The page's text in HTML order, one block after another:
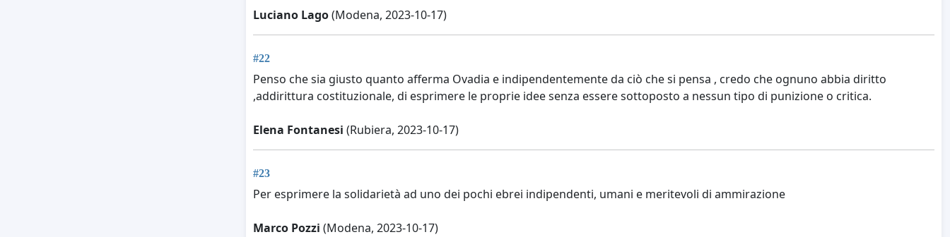
Luciano Lago(Modena, 2023-10-17)
#22
Penso che sia giusto quanto afferma Ovadia e indipendentemente da ciò che si pensa , credo che ognuno abbia diritto
,addirittura costituzionale, di esprimere le proprie idee senza essere sottoposto a nessun tipo di punizione o critica.
Elena Fontanesi (Rubiera, 2023-10-17)
#23
Per esprimere la solidarietà ad uno dei pochi ebrei indipendenti, umani e meritevoli di ammirazione
Marco Pozzi (Modena, 2023-10-17)